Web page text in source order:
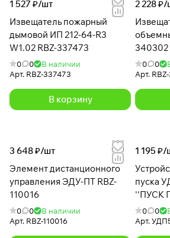
1 527 ₽/шт
Извещатель пожарный
дымовой ИП 212-64-R3
W1.02 RBZ-337473
0 0
В наличии
Арт. RBZ-337473
В корзину
2 228 ₽/
объемный ИО40920-
340302
0 0
Арт.
3 648 ₽/шт
Элемент дистанционного
управления ЭДУ-ПТ RBZ-
110016
0 0
В наличии
Арт. RBZ-110016
1 195 ₽/
пуска
''ПУСК
0 0
Арт.